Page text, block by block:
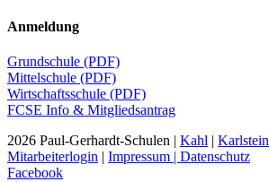
Anmeldung
Grundschule (PDF)
Mittelschule (PDF)
Wirtschaftsschule (PDF)
FCSE Info & Mitgliedsantrag
2026 Paul-Gerhardt-Schulen | Kahl | Karlstein
Mitarbeiterlogin | Impressum | Datenschutz
Facebook